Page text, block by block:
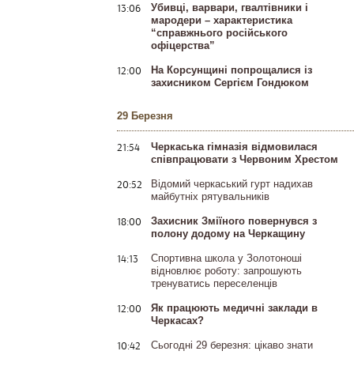
13:06
Убивці, варвари, гвалтівники і
мародери – характеристика
“справжнього російського
офіцерства”
12:00
На Корсунщині попрощалися із
захисником Сергієм Гондюком
29 Березня
21:54
Черкаська гімназія відмовилася
співпрацювати з Червоним Хрестом
20:52
Відомий черкаський гурт надихав
майбутніх рятувальників
18:00
Захисник Зміїного повернувся з
полону додому на Черкащину
14:13
Спортивна школа у Золотоноші
відновлює роботу: запрошують
тренуватись переселенців
12:00
Як працюють медичні заклади в
Черкасах?
10:42 Сьогодні 29 березня: цікаво знати